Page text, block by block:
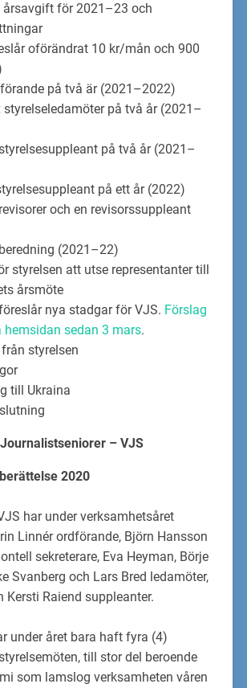
årsavgift för 2021–23 och
oförändrat 10 kr/mån och 900
på två är (2021–2022)
styrelseledamöter på två år (2021–
på två år (2021–
på ett år (2022)
och en revisorssuppleant
(2021–22)
styrelsen att utse representanter till
årsmöte
nya stadgar för VJS. Förslag
hemsidan sedan 3 mars.
styrelsen
till Ukraina
seniorer – VJS
2020
har under verksamhetsåret
Linnér ordförande, Björn Hansson
sekreterare, Eva Heyman, Börje
Svanberg och Lars Bred ledamöter,
Kersti Raiend suppleanter.
under året bara haft fyra (4)
till stor del beroende
som lamslog verksamheten våren